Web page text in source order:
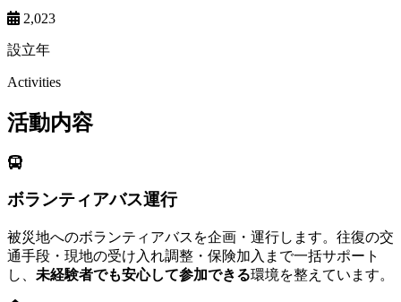
2,023
設立年
Activities
活動内容
ボランティアバス運行
被災地へのボランティアバスを企画・運行します。往復の交
通手段・現地の受け入れ調整・保険加入まで一括サポート
し、 未経験者でも安心して参加できる環境を整えています。